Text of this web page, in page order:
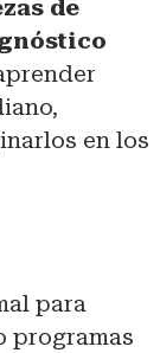
de
en los
para
programas